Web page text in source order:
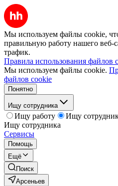
Мы используем файлы cookie,
правильную работу нашего веб-
трафик.
Правила использования файлов
Мы используем файлы cookie.
файлов cookie
Понятно
Ищу сотрудника
Ищу работу
Ищу
Ищу сотрудника
Сервисы
Помощь
Ещё
Поиск
Арсеньев